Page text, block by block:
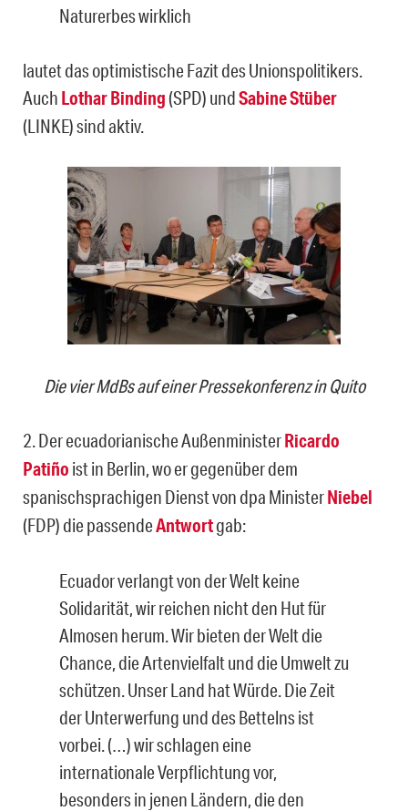
Naturerbes wirklich
lautet das optimistische Fazit des Unionspolitikers.
Auch Lothar Binding(SPD) undSabine Stüber
(LINKE) sind aktiv.
Die vier MdBs auf einer Pressekonferenz in Quito
2. Der ecuadorianische AußenministerRicardo
Patiño ist in Berlin, wo er gegenüber dem
spanischsprachigen Dienst von dpa MinisterNiebel
(FDP) die passendeAntwortgab:
Ecuador verlangt von der Welt keine
Solidarität, wir reichen nicht den Hut für
Almosen herum. Wir bieten der Welt die
Chance, die Artenvielfalt und die Umwelt zu
schützen. Unser Land hat Würde. Die Zeit
der Unterwerfung und des Bettelns ist
vorbei. (…) wir schlagen eine
internationale Verpflichtung vor,
besonders in jenen Ländern, die den